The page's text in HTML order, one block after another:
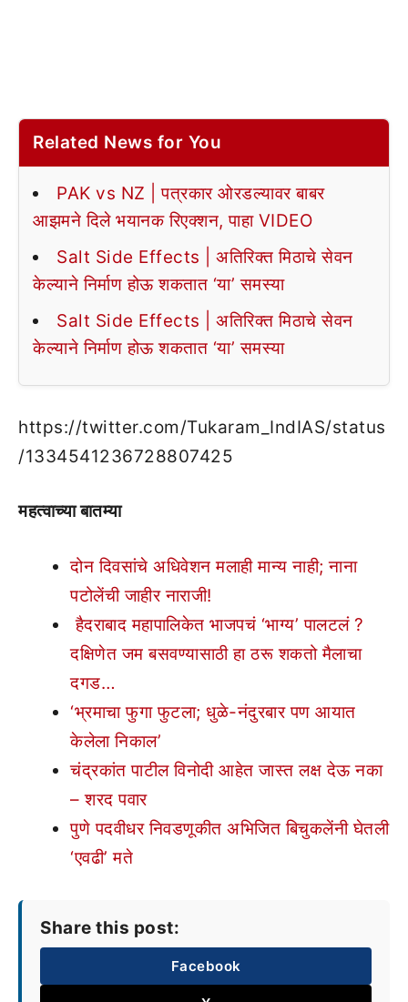
Related News for You
PAK vs NZ | पत्रकार ओरडल्यावर बाबर
आझमने दिले भयानक रिएक्शन, पाहा VIDEO
Salt Side Effects | अतिरिक्त मिठाचे सेवन
केल्याने निर्माण होऊ शकतात ‘या’ समस्या
Salt Side Effects | अतिरिक्त मिठाचे सेवन
केल्याने निर्माण होऊ शकतात ‘या’ समस्या
https://twitter.com/Tukaram_IndIAS/status
/1334541236728807425
महत्वाच्या बातम्या
दोन दिवसांचे अधिवेशन मलाही मान्य नाही; नाना
पटोलेंची जाहीर नाराजी!
हैदराबाद महापालिकेत भाजपचं ‘भाग्य’ पालटलं ?
दक्षिणेत जम बसवण्यासाठी हा ठरू शकतो मैलाचा
दगड…
‘भ्रमाचा फुगा फुटला; धुळे-नंदुरबार पण आयात
केलेला निकाल’
चंद्रकांत पाटील विनोदी आहेत जास्त लक्ष देऊ नका
– शरद पवार
पुणे पदवीधर निवडणूकीत अभिजित बिचुकलेंनी घेतली
‘एवढी’ मते
Share this post:
Facebook